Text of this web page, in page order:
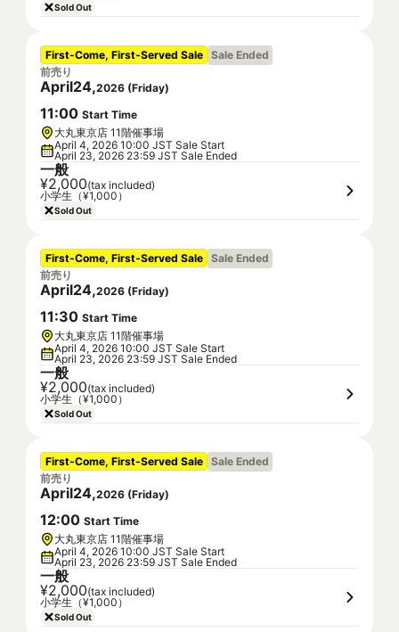
Sold Out
First-Come, First-Served Sale Sale Ended
前売り
April24,2026 (Friday)
11:00 Start Time
大丸東京店 11階催事場
April 4, 2026 10:00 JST Sale Start
April 23, 2026 23:59 JST Sale Ended
一般
¥2,000(tax included)
小学生（¥1,000）
Sold Out
First-Come, First-Served Sale Sale Ended
前売り
April24,2026 (Friday)
11:30 Start Time
大丸東京店 11階催事場
April 4, 2026 10:00 JST Sale Start
April 23, 2026 23:59 JST Sale Ended
一般
¥2,000(tax included)
小学生（¥1,000）
Sold Out
First-Come, First-Served Sale Sale Ended
前売り
April24,2026 (Friday)
12:00 Start Time
大丸東京店 11階催事場
April 4, 2026 10:00 JST Sale Start
April 23, 2026 23:59 JST Sale Ended
一般
¥2,000(tax included)
小学生（¥1,000）
Sold Out